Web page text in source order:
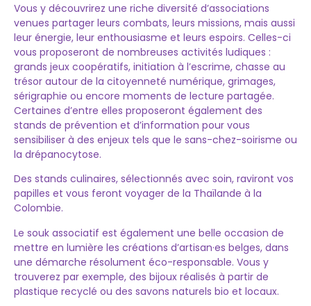
Vous y découvrirez une riche diversité d’associations
venues partager leurs combats, leurs missions, mais aussi
leur énergie, leur enthousiasme et leurs espoirs. Celles-ci
vous proposeront de nombreuses activités ludiques :
grands jeux coopératifs, initiation à l’escrime, chasse au
trésor autour de la citoyenneté numérique, grimages,
sérigraphie ou encore moments de lecture partagée.
Certaines d’entre elles proposeront également des
stands de prévention et d’information pour vous
sensibiliser à des enjeux tels que le sans-chez-soirisme ou
la drépanocytose.
Des stands culinaires, sélectionnés avec soin, raviront vos
papilles et vous feront voyager de la Thaïlande à la
Colombie.
Le souk associatif est également une belle occasion de
mettre en lumière les créations d’artisan·es belges, dans
une démarche résolument éco-responsable. Vous y
trouverez par exemple, des bijoux réalisés à partir de
plastique recyclé ou des savons naturels bio et locaux.